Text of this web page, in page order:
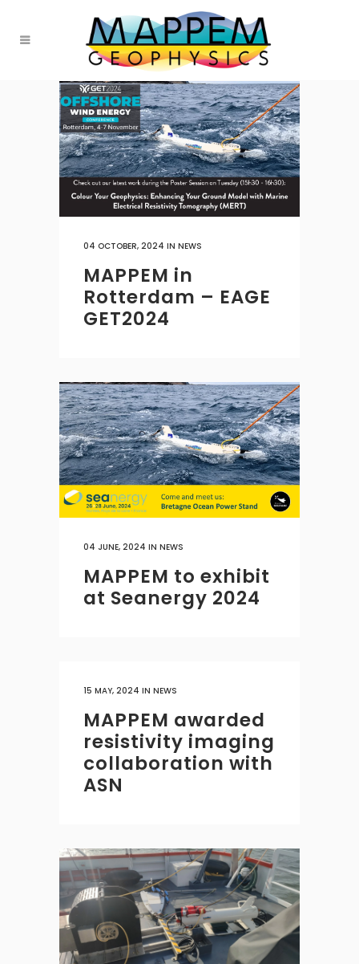
04 OCTOBER, 2024 IN NEWS
MAPPEM in
Rotterdam – EAGE
GET2024
04 JUNE, 2024 IN NEWS
MAPPEM to exhibit
at Seanergy 2024
15 MAY, 2024 IN NEWS
MAPPEM awarded
resistivity imaging
collaboration with
ASN